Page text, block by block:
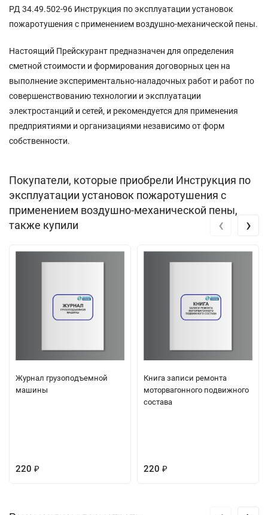
РД 34.49.502-96 Инструкция по эксплуатации установок
пожаротушения с применением воздушно-механической пены.
Настоящий Прейскурант предназначен для определения
сметной стоимости и формирования договорных цен на
выполнение экспериментально-наладочных работ и работ по
совершенствованию технологии и эксплуатации
электростанций и сетей, и рекомендуется для применения
предприятиями и организациями независимо от форм
собственности.
Покупатели, которые приобрели Инструкция по
эксплуатации установок пожаротушения с
применением воздушно-механической пены,
также купили
Журнал грузоподъемной
машины
220 ₽
Книга записи ремонта
моторвагонного подвижного
состава
220 ₽
‹ ›